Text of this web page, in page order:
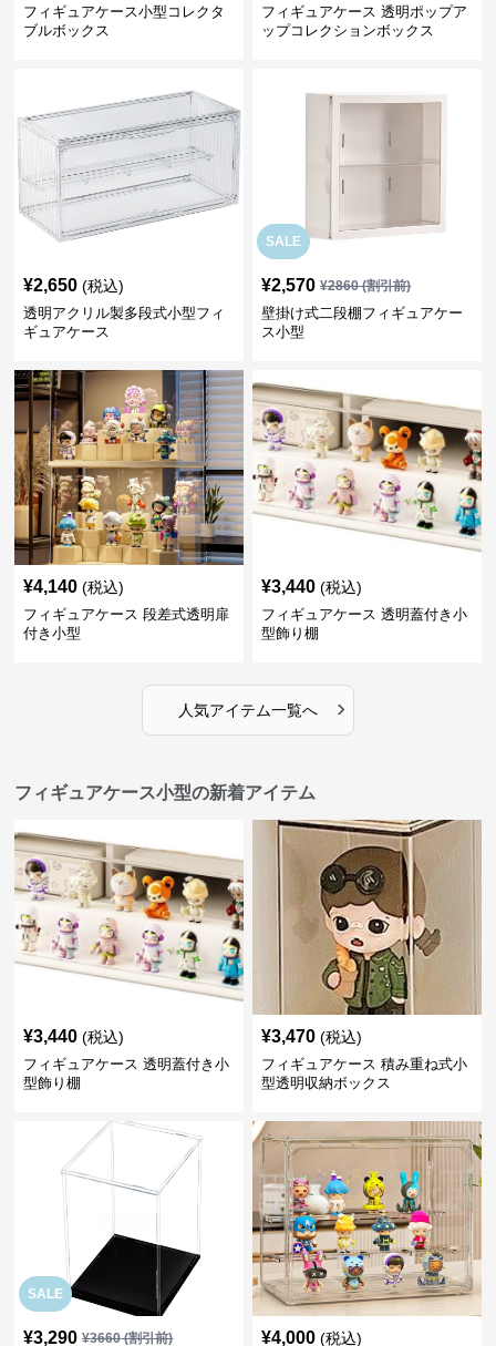
フィギュアケース小型コレクタ
ブルボックス
フィギュアケース 透明ポップア
ップコレクションボックス
¥2,650 (税込)
透明アクリル製多段式小型フィ
ギュアケース
SALE
¥2,570 ¥2860(割引前)
壁掛け式二段棚フィギュアケー
ス小型
¥4,140 (税込)
フィギュアケース 段差式透明扉
付き小型
¥3,440 (税込)
フィギュアケース 透明蓋付き小
型飾り棚
人気アイテム一覧へ ›
フィギュアケース小型の新着アイテム
¥3,440 (税込)
フィギュアケース 透明蓋付き小
型飾り棚
¥3,470 (税込)
フィギュアケース 積み重ね式小
型透明収納ボックス
SALE
¥3,290 ¥3660(割引前) ¥4,000 (税込)